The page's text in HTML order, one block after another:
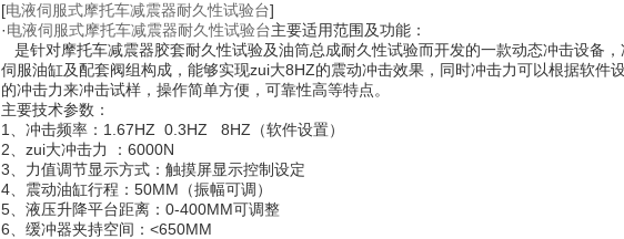
[电液伺服式摩托车减震器耐久性试验台]
·电液伺服式摩托车减震器耐久性试验台主要适用范围及功能：
是针对摩托车减震器胶套耐久性试验及油筒总成耐久性试验而开发的一款动态冲击设备
伺服油缸及配套阀组构成，能够实现zui大8HZ的震动冲击效果，同时冲击力可以根据软件
的冲击力来冲击试样，操作简单方便，可靠性高等特点。
主要技术参数：
1、冲击频率：1.67HZ 0.3HZ 8HZ（软件设置）
2、zui大冲击力 ：6000N
3、力值调节显示方式：触摸屏显示控制设定
4、震动油缸行程：50MM（振幅可调）
5、液压升降平台距离：0-400MM可调整
6、缓冲器夹持空间：<650MM